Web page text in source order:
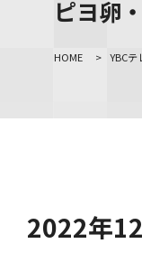
ＹＢＣオンデ
ピヨ卵
HOME > YBCテ
2022年